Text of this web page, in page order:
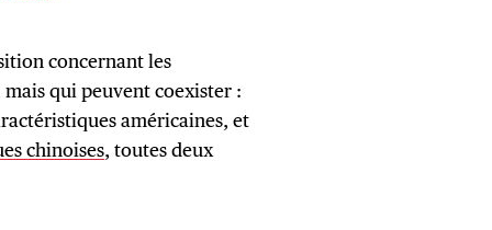
concernant les
qui peuvent coexister :
américaines, et
chinoises, toutes deux